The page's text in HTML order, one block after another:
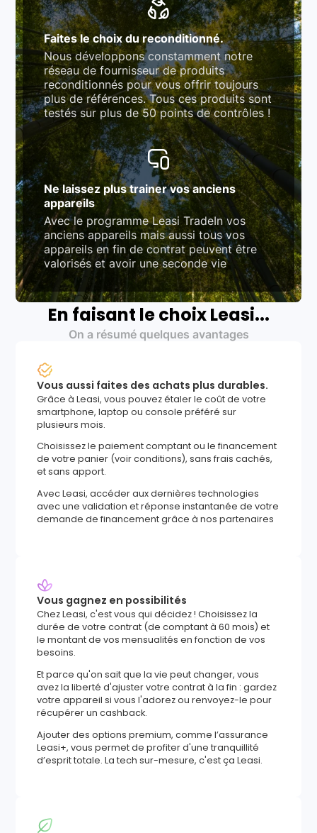
Faites le choix du reconditionné.
Nous développons constamment notre
réseau de fournisseur de produits
reconditionnés pour vous offrir toujours
plus de références. Tous ces produits sont
testés sur plus de 50 points de contrôles !
Ne laissez plus trainer vos anciens
appareils
Avec le programme Leasi TradeIn vos
anciens appareils mais aussi tous vos
appareils en fin de contrat peuvent être
valorisés et avoir une seconde vie
En faisant le choix Leasi...
On a résumé quelques avantages
Vous aussi faites des achats plus durables.
Grâce à Leasi, vous pouvez étaler le coût de votre
smartphone, laptop ou console préféré sur
plusieurs mois.
Choisissez le paiement comptant ou le financement
de votre panier (voir conditions), sans frais cachés,
et sans apport.
Avec Leasi, accéder aux dernières technologies
avec une validation et réponse instantanée de votre
demande de financement grâce à nos partenaires
Vous gagnez en possibilités
Chez Leasi, c'est vous qui décidez ! Choisissez la
durée de votre contrat (de comptant à 60 mois) et
le montant de vos mensualités en fonction de vos
besoins.
Et parce qu'on sait que la vie peut changer, vous
avez la liberté d'ajuster votre contrat à la fin : gardez
votre appareil si vous l'adorez ou renvoyez-le pour
récupérer un cashback.
Ajouter des options premium, comme l’assurance
Leasi+, vous permet de profiter d'une tranquillité
d’esprit totale. La tech sur-mesure, c'est ça Leasi.